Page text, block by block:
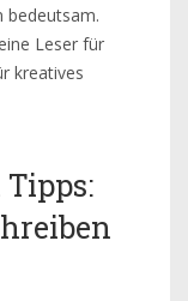
bedeutsam.
Leser für
kreatives